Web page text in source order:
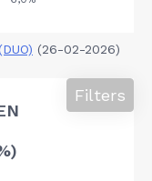
(26-02-2026)
Filters